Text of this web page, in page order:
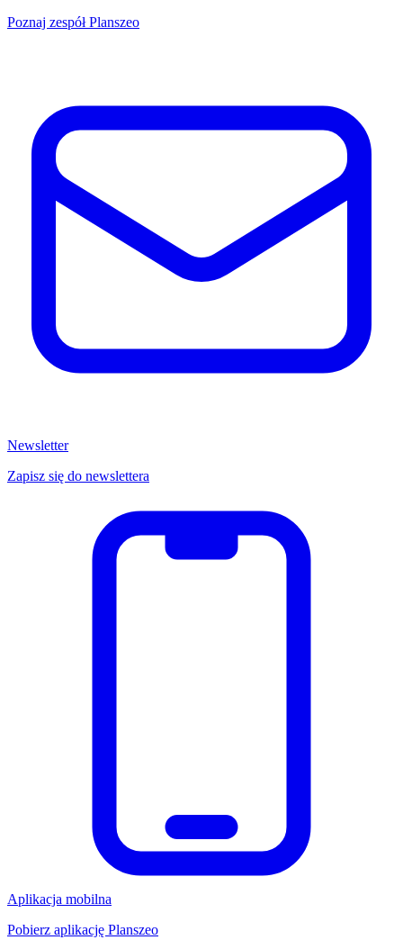
Poznaj zespół Planszeo
Newsletter
Zapisz się do newslettera
Aplikacja mobilna
Pobierz aplikację Planszeo